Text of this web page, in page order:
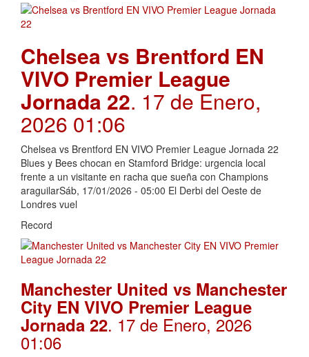
Chelsea vs Brentford EN
VIVO Premier League
Jornada 22. 17 de Enero,
2026 01:06
Chelsea vs Brentford EN VIVO Premier League Jornada 22
Blues y Bees chocan en Stamford Bridge: urgencia local
frente a un visitante en racha que sueña con Champions
araguilarSáb, 17/01/2026 - 05:00 El Derbi del Oeste de
Londres vuel
Record
Manchester United vs Manchester
City EN VIVO Premier League
Jornada 22. 17 de Enero, 2026
01:06